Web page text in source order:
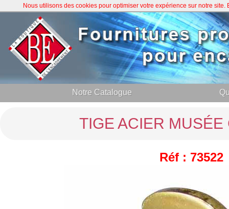
Notre Catalogue
TIGE ACIER
Réf : 73522
Nous utilisons des cookies pour optimiser votre expérience sur notre